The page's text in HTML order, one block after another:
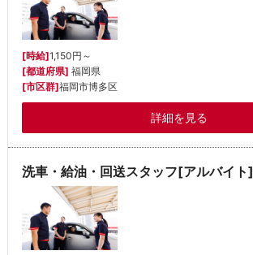
[時給]1,150円～
[都道府県] 福岡県
[市区群]福岡市博多区
詳細を見る
洗車・給油・回送スタッフ[アルバイト]